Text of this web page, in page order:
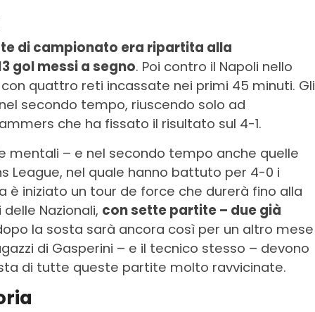
di campionato era ripartita alla
gol messi a segno. Poi contro il Napoli nello
quattro reti incassate nei primi 45 minuti. Gli
secondo tempo, riuscendo solo ad
che ha fissato il risultato sul 4-1.
mentali – e nel secondo tempo anche quelle
League, nel quale hanno battuto per 4-0 i
è iniziato un tour de force che durerà fino alla
Nazionali, con sette partite – due già
la sosta sarà ancora così per un altro mese
di Gasperini – e il tecnico stesso – devono
di tutte queste partite molto ravvicinate.